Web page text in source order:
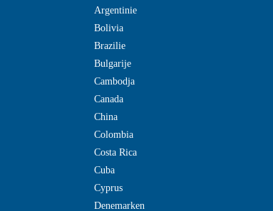
Argentinie
Bolivia
Brazilie
Bulgarije
Cambodja
Canada
China
Colombia
Costa Rica
Cuba
Cyprus
Denemarken